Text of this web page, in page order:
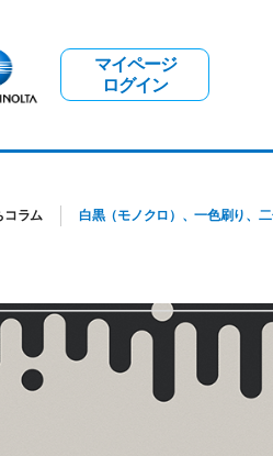
マイページ
ログイン
コラム 白黒（モノクロ）、一色刷り、